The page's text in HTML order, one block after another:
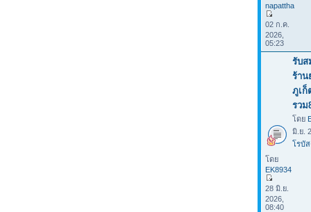
napattha
02 ก.ค.
2026,
05:23
รับส
ร้าน
ภูเก็
รวม
โดย
มิ.ย.
โรบั
โดย
EK8934
28 มิ.ย.
2026,
08:40